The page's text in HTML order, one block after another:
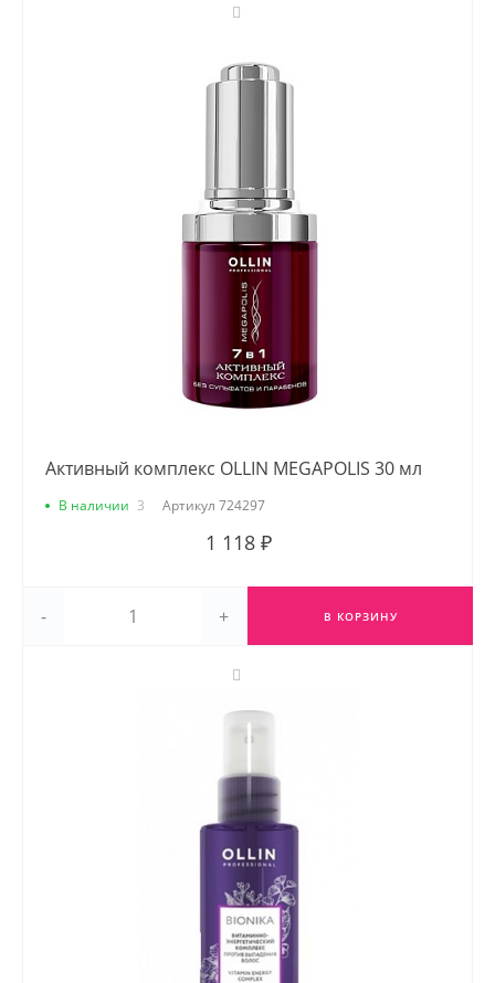
Активный комплекс OLLIN MEGAPOLIS 30 мл
В наличии 3 Артикул 724297
1 118 ₽
- + В КОРЗИНУ